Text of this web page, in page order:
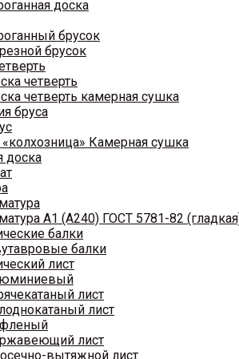
доска
брусок
брусок
четверть
четверть камерная сушка
бруса
«колхозница» Камерная сушка
доска
A1 (A240) ГОСТ 5781-82
балки
балки
лист
лист
лист
лист
вытяжной лист